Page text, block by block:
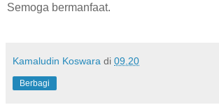
Semoga bermanfaat.
Kamaludin Koswara di 09.20
Berbagi